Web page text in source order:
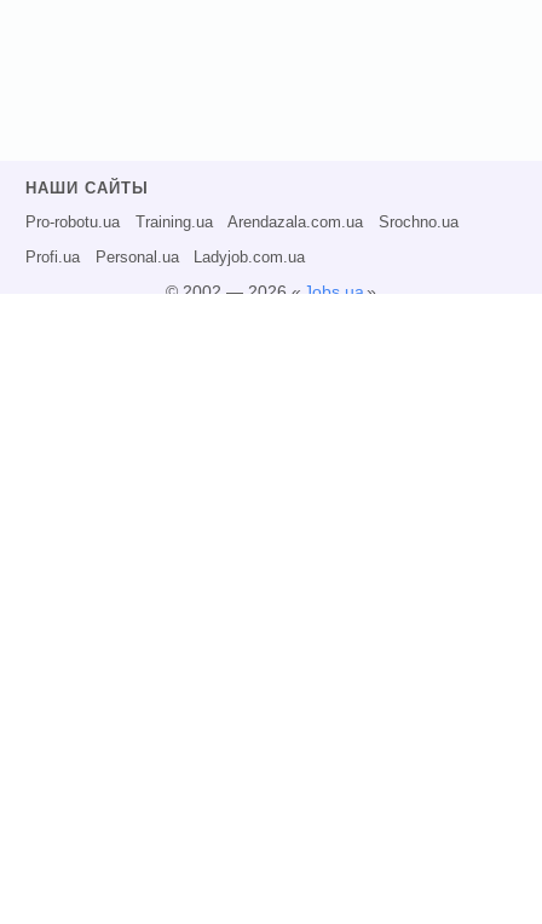
НАШИ САЙТЫ
Pro-robotu.ua Training.ua Arendazala.com.ua Srochno.ua
Profi.ua Personal.ua Ladyjob.com.ua
© 2002 — 2026 « Jobs.ua»